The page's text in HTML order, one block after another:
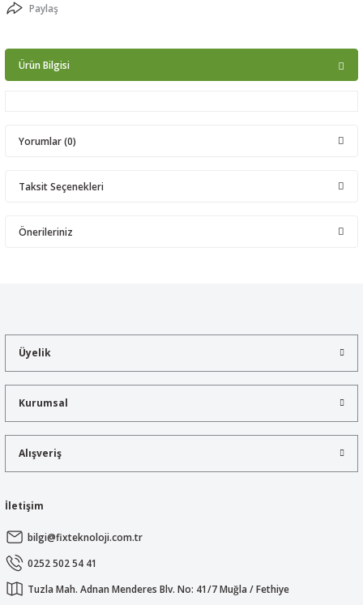
Paylaş
Ürün Bilgisi
Yorumlar (0)
Taksit Seçenekleri
Önerileriniz
Ürün açıklamasında eksik bilgiler bulunuyor.
Ürün bilgilerinde hatalar bulunuyor.
Bu ürüne benzer farklı alternatifler olmalı.
Üyelik
Kurumsal
Alışveriş
İletişim
bilgi@fixteknoloji.com.tr
0252 502 54 41
Tuzla Mah. Adnan Menderes Blv. No: 41/7 Muğla / Fethiye